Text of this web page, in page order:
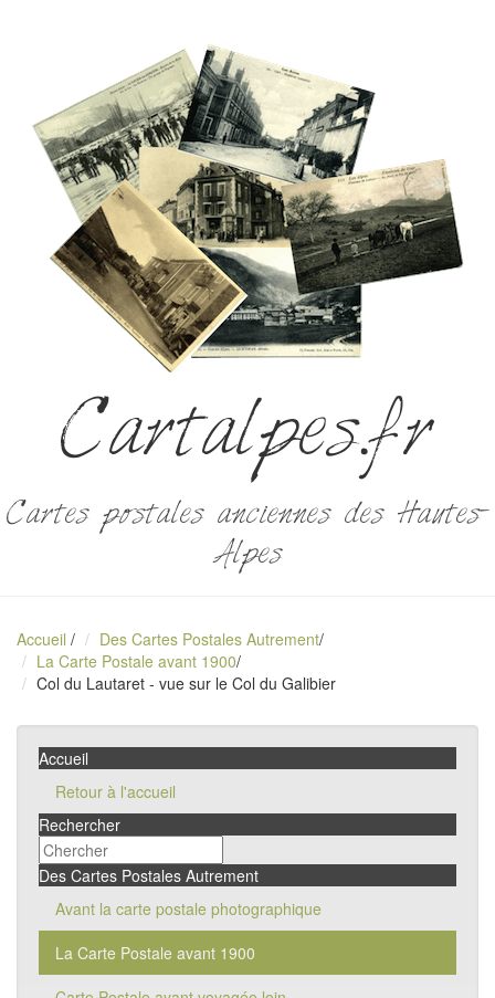
Cartalpes.fr
Cartes postales anciennes des Hautes-
Alpes
Accueil / Des Cartes Postales Autrement/
La Carte Postale avant 1900/
Col du Lautaret - vue sur le Col du Galibier
Accueil
Retour à l'accueil
Rechercher
Des Cartes Postales Autrement
Avant la carte postale photographique
La Carte Postale avant 1900